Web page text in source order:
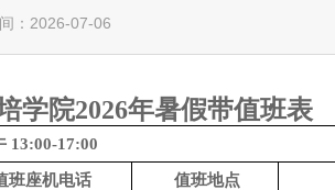
：2026-07-06
学院2026年暑假带值班表
13:00-17:00
班座机电话 值班地点